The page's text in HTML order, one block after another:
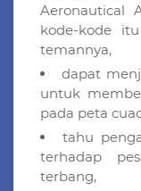
Aeronautical
kode-kode
temannya,
dapat
untuk
pada peta
tahu
terhadap
terbang,